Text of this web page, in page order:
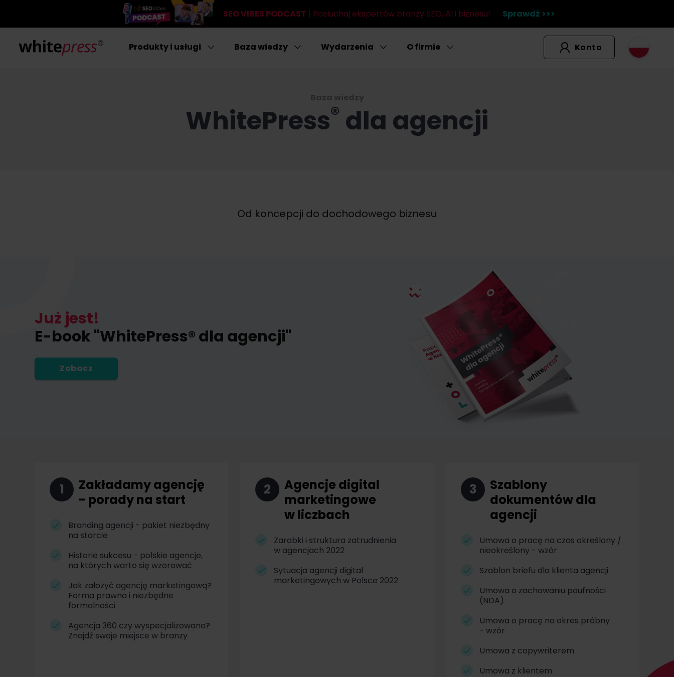
SEO VIBES PODCAST | Posłuchaj ekspertów branży SEO, AI i biznesu! Sprawdź >>>
Produkty i usługi Baza wiedzy Wydarzenia O firmie Konto
Baza wiedzy
WhitePress® dla agencji
Od koncepcji do dochodowego biznesu
Już jest!
E-book "WhitePress® dla agencji"
Zobacz
1
Zakładamy agencję
- porady na start
Branding agencji - pakiet niezbędny
na starcie
Historie sukcesu - polskie agencje,
na których warto się wzorować
Jak założyć agencję marketingową?
Forma prawna i niezbędne
formalności
Agencja 360 czy wyspecjalizowana?
Znajdź swoje miejsce w branży
2
Agencje digital
marketingowe
w liczbach
Zarobki i struktura zatrudnienia
w agencjach 2022
Sytuacja agencji digital
marketingowych w Polsce 2022
3
Szablony
dokumentów dla
agencji
Umowa o pracę na czas określony /
nieokreślony - wzór
Szablon briefu dla klienta agencji
Umowa o zachowaniu poufności
(NDA)
Umowa o pracę na okres próbny
- wzór
Umowa z copywriterem
Umowa z klientem